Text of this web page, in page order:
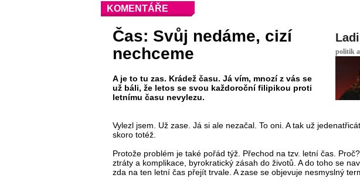
KOMENTÁŘE
politik
Čas: Svůj nedáme, cizí
nechceme
A je to tu zas. Krádež času. Já vím, mnozí z vás se
už báli, že letos se svou každoroční filipikou proti
letnímu času nevylezu.
Vylezl jsem. Už zase. Já si ale nezačal. To oni. A tak už
skoro totéž.
Protože problém je také pořád týž. Přechod na tzv. letní čas.
ztráty a komplikace, byrokratický zásah do životů. A do toho se
zda na ten letní čas přejít trvale. A zase se objevuje nesmyslný